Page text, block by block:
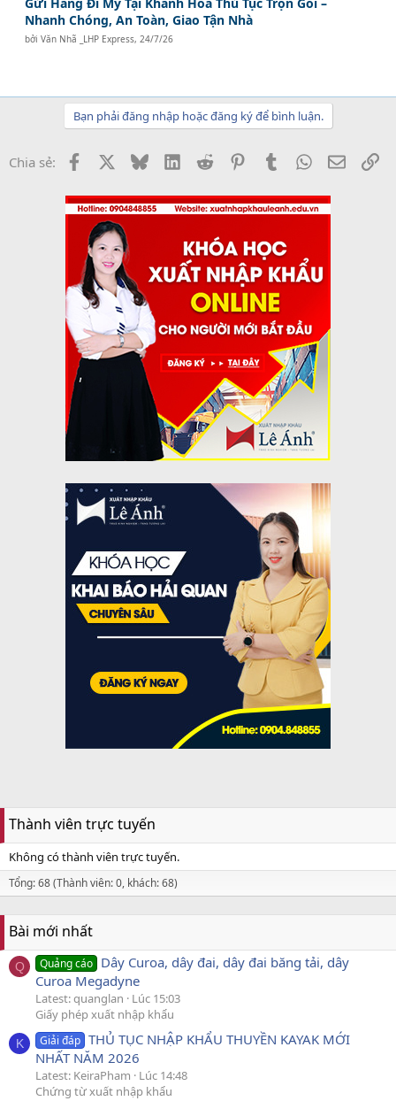
Nhanh Chóng, An Toàn, Giao Tận Nhà
bởiVăn Nhã _LHP Express, 24/7/26
Bạn phải đăng nhập hoặc đăng ký để bình luận.
Chia sẻ: Facebook BlueskyLinkedInReddit PinterestTumblrWhatsApp
Email
Thành viên trực tuyến
Không có thành viên trực tuyến.
Tổng: 68 (Thành viên: 0, khách: 68)
Bài mới nhất
Q Quảng cáo Dây Curoa, dây đai, dây đai băng tải, dây
Curoa Megadyne
Latest: quanglan
Lúc 15:03
Giấy phép xuất nhập khẩu
K Giải đáp THỦ TỤC NHẬP KHẨU THUYỀN KAYAK MỚI
NHẤT NĂM 2026
Latest: KeiraPham
Lúc 14:48
Chứng từ xuất nhập khẩu